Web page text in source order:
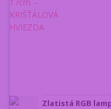
Zlatistá RGB